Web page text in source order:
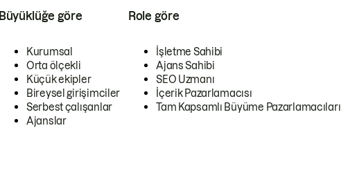
Büyüklüğe göre
Kurumsal
Orta ölçekli
Küçük ekipler
Bireysel girişimciler
Serbest çalışanlar
Ajanslar
Role göre
İşletme Sahibi
Ajans Sahibi
SEO Uzmanı
İçerik Pazarlamacısı
Tam Kapsamlı Büyüme Pazarlamacıları